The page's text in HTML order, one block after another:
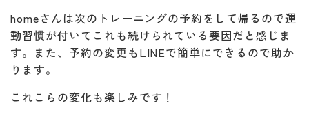
homeさんは次のトレーニングの予約をして帰るので運
動習慣が付いてこれも続けられている要因だと感じま
す。また、予約の変更もLINEで簡単にできるので助か
ります。
これこらの変化も楽しみです！